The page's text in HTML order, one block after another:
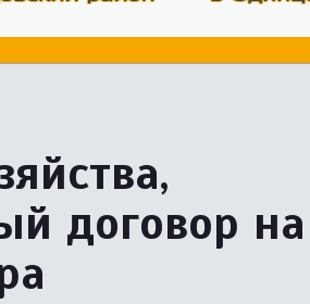
договор на